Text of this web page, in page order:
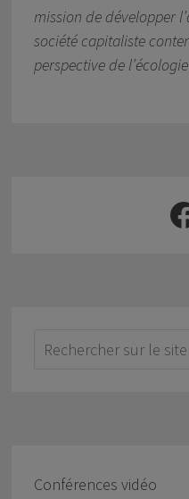
mission de développer
société capitaliste
perspective de
Conférences vidéo